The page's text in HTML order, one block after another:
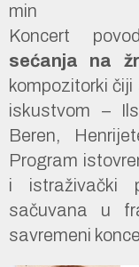
min
Koncert
sećanja na
kompozitorki
iskustvom –
Beren,
Program
i istraživački
sačuvana u
savremeni